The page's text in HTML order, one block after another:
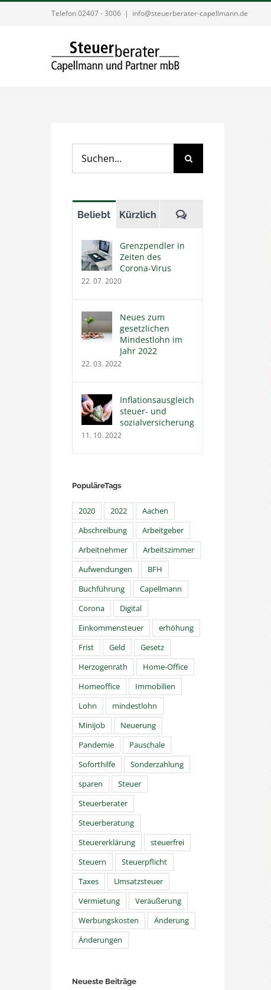
Telefon 02407 - 3006 | info@steuerberater-capellmann.de
nach:
Beliebt Kürzlich Kommentare
Grenzpendler in
Zeiten des
Corona-Virus
22. 07. 2020
Neues zum
gesetzlichen
Mindestlohn im
Jahr 2022
22. 03. 2022
Inflationsausgleichsprämie
steuer- und
sozialversicherungsfrei
11. 10. 2022
PopuläreTags
2020 2022
Aachen
Abschreibung
Arbeitgeber
Arbeitnehmer
Arbeitszimmer
Aufwendungen
BFH
Buchführung
Capellmann
Corona
Digital
Einkommensteuer
erhöhung
Frist
Geld
Gesetz
Herzogenrath
Home-Office
Homeoffice
Immobilien
Lohn
mindestlohn
Minijob
Neuerung
Pandemie
Pauschale
Soforthilfe
Sonderzahlung
sparen
Steuer
Steuerberater
Steuerberatung
Steuererklärung
steuerfrei
Steuern
Steuerpflicht
Taxes
Umsatzsteuer
Vermietung
Veräußerung
Werbungskosten
Änderung
Änderungen
Neueste Beiträge